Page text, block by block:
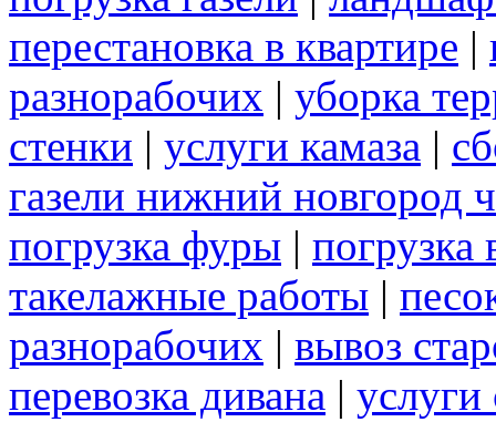
перестановка в квартире |
разнорабочих | уборка
стенки | услуги камаза |
газели нижний новгород
погрузка фуры | погрузка
такелажные работы |
разнорабочих | вывоз
перевозка дивана | услуги